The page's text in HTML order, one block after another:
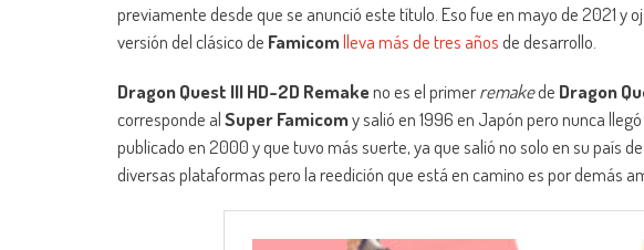
previamente desde que se anunció este título. Eso fue en mayo de 2021 y
versión del clásico de Famicomlleva más de tres añosde desarrollo.
Dragon Quest III HD-2D Remakeno es el primerremakede Dragon
corresponde alSuper Famicomy salió en 1996 en Japón pero nunca
publicado en 2000 y que tuvo más suerte, ya que salió no solo en su país
diversas plataformas pero la reedición que está en camino es por demás